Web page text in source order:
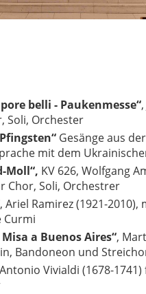
belli - Paukenmesse“
Soli, Orchester
Gesänge aus
mit dem
Moll“, KV 626, Wolfgang
Chor, Soli, Orchestrer
, Ariel Ramirez (1921-
Curmi
a Buenos Aires“,
Bandoneon und
Vivialdi (1678-1741)